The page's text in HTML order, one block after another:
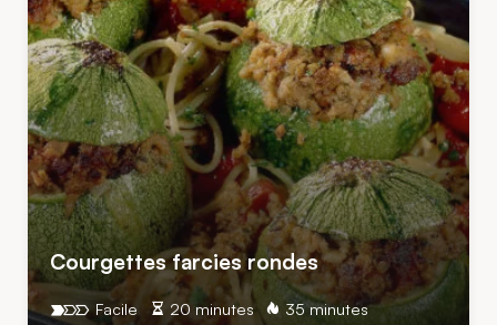
Courgettes farcies rondes
20 minutes 35 minutes
Facile